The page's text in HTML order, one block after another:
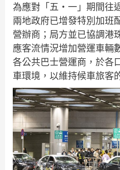
為應對「五‧一」期間往
兩地政府已增發特別加班
營辦商；局方並已協調港
應客流情況增加營運車輛
各公共巴士營運商，於各
車環境，以維持候車旅客